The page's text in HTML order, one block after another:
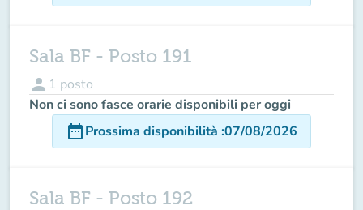
Sala BF - Posto 191
person 1 posto
Non ci sono fasce orarie disponibili per oggi
date_rangeProssima disponibilità :07/08/2026
Sala BF - Posto 192